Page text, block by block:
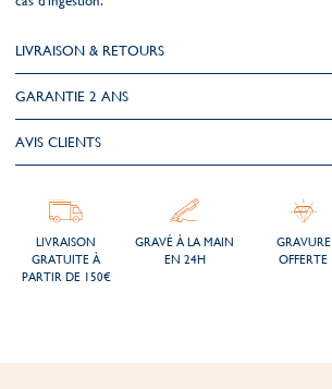
LIVRAISON & RETOURS
GARANTIE 2 ANS
AVIS CLIENTS
LIVRAISON
GRATUITE À
PARTIR DE 150€
GRAVÉ À LA MAIN
EN 24H
GRAVURE
OFFERTE